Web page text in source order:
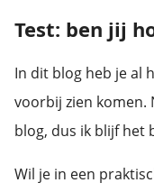
Test: ben jij
In dit blog heb je al
voorbij zien komen.
blog, dus ik blijf het
Wil je in een